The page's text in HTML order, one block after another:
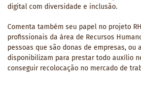
digital com diversidade e inclusão.
Comenta também seu papel no projeto
profissionais da área de Recursos
pessoas que são donas de empresas, ou
disponibilizam para prestar todo auxílio
conseguir recolocação no mercado de